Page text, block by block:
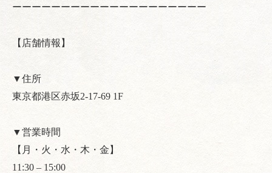
ーーーーーーーーーーーーーーーーーーーー
【店舗情報】
▼住所
東京都港区赤坂2-17-69 1F
▼営業時間
【月・火・水・木・金】
11:30 – 15:00